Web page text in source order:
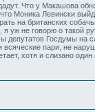
Что у Макашова
Моника Левински
на британских
уж не говорю о такой
депутатов Госдумы на
пари, не
хотя и слизано